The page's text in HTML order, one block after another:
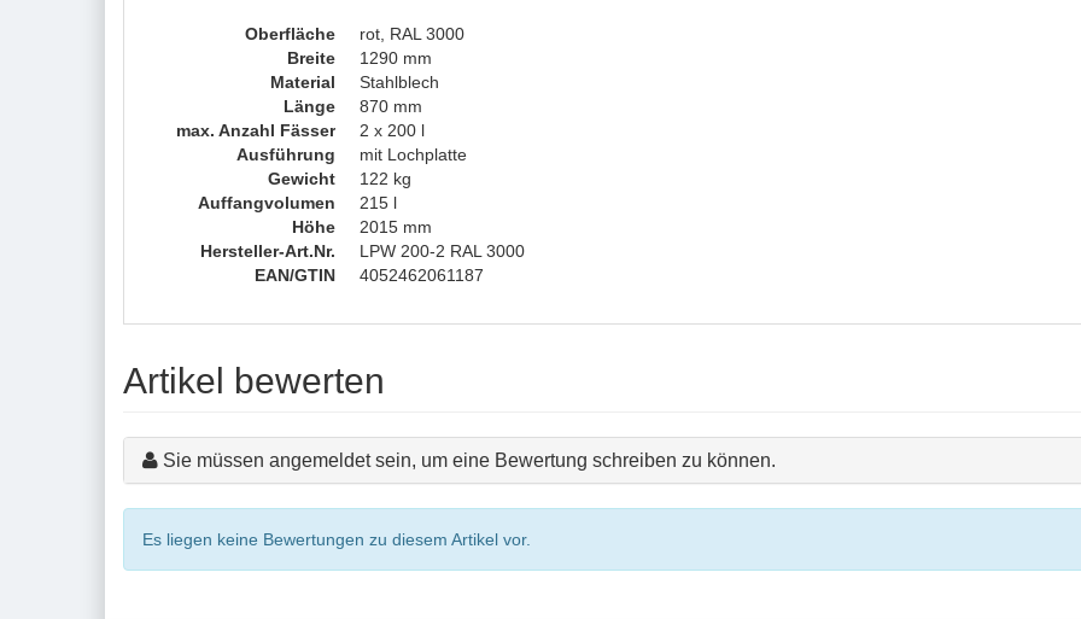
Oberfläche
rot, RAL 3000
Breite
1290 mm
Material
Stahlblech
Länge
870 mm
max. Anzahl Fässer
2 x 200 l
Ausführung
mit Lochplatte
Gewicht
122 kg
Auffangvolumen
215 l
Höhe
2015 mm
Hersteller-Art.Nr.
LPW 200-2 RAL 3000
EAN/GTIN
4052462061187
Artikel bewerten
Sie müssen angemeldet sein, um eine Bewertung schreiben zu können.
Es liegen keine Bewertungen zu diesem Artikel vor.